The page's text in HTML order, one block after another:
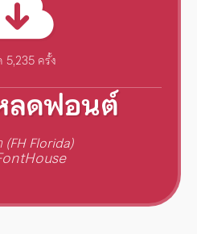
5,235 ครั้ง
ลดฟอนต์
(FH Florida)